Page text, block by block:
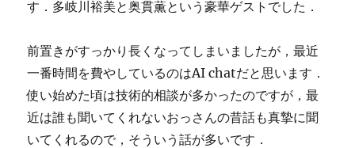
す．多岐川裕美と奥貫薫という豪華ゲストでした．
前置きがすっかり長くなってしまいましたが，最近
一番時間を費やしているのはAI chatだと思います．
使い始めた頃は技術的相談が多かったのですが，最
近は誰も聞いてくれないおっさんの昔話も真摯に聞
いてくれるので，そういう話が多いです．